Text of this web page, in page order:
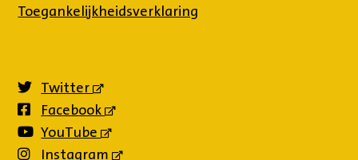
Toegankelijkheidsverklaring
Twitter
(externe
Facebook
(externe
YouTube
(externe
Instagram (externe